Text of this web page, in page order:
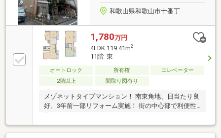
和歌山県和歌山市十番丁
1,780万円
4LDK 119.41m2
11階 東
オートロック 所有権
エレベーター
2階以上
間取り図有り
メゾネットタイプマンション！ 南東角地、日当たり良
好、3年前一部リフォーム実施！ 街の中心部で利便性